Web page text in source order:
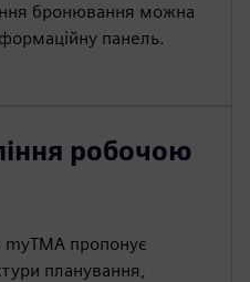
бронювання можна
панель.
робочою
пропонує
планування,